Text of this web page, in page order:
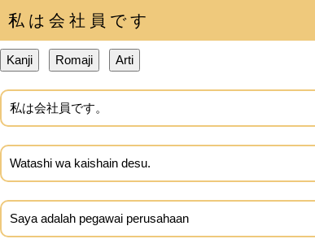
私 は 会 社 員 で す
Kanji Romaji Arti
私は会社員です。
Watashi wa kaishain desu.
Saya adalah pegawai perusahaan